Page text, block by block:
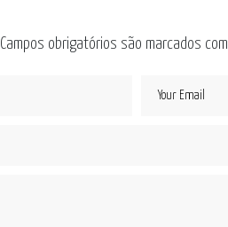
Campos obrigatórios são marcados com